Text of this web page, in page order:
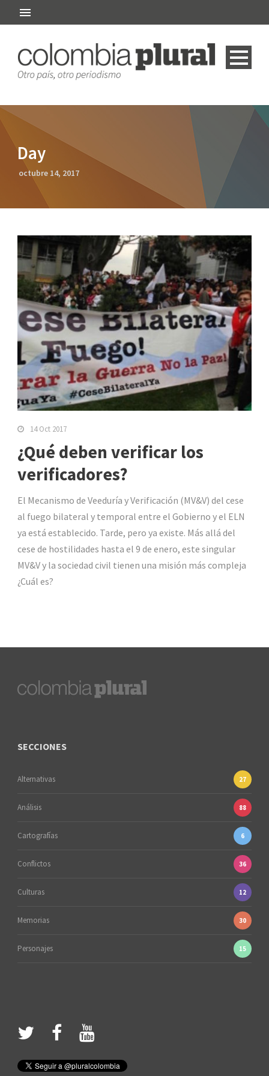
Day
octubre 14, 2017
14 Oct 2017
¿Qué deben verificar los
verificadores?
El Mecanismo de Veeduría y Verificación (MV&V) del cese
al fuego bilateral y temporal entre el Gobierno y el ELN
ya está establecido. Tarde, pero ya existe. Más allá del
cese de hostilidades hasta el 9 de enero, este singular
MV&V y la sociedad civil tienen una misión más compleja
¿Cuál es?
SECCIONES
Alternativas 27
Análisis 88
Cartografías 6
Conflictos 36
Culturas 12
Memorias 30
Personajes 15